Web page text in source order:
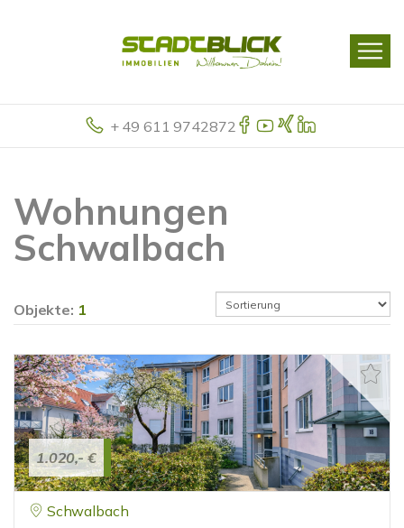
+ 49 611 9742872
Wohnungen
Schwalbach
Objekte: 1
1.020,- €
Schwalbach